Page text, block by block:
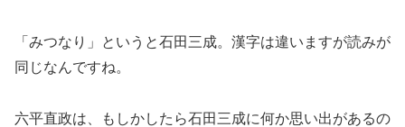
「みつなり」というと石田三成。漢字は違いますが読みが
同じなんですね。
六平直政は、もしかしたら石田三成に何か思い出があるの